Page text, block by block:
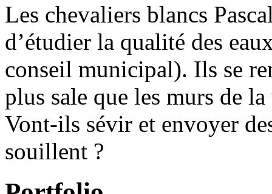
Les chevaliers blancs
d’étudier la qualité des
conseil municipal). Ils se
plus sale que les murs de
Vont-ils sévir et envoyer
souillent ?